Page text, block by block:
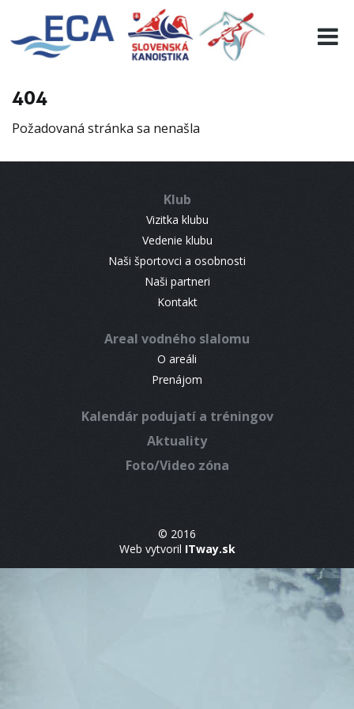
404
Požadovaná stránka sa nenašla
Klub
Vizitka klubu
Vedenie klubu
Naši športovci a osobnosti
Naši partneri
Kontakt
Areal vodného slalomu
O areáli
Prenájom
Kalendár podujatí a tréningov
Aktuality
Foto/Video zóna
© 2016
Web vytvoril ITway.sk
EURO 19
INFO
RESULTS
CONTACT